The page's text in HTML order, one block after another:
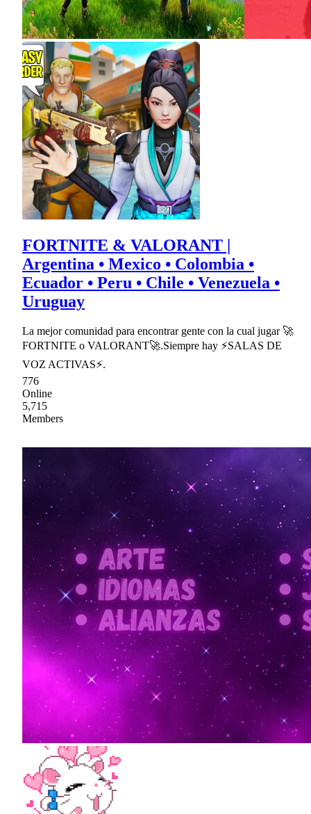
FORTNITE & VALORANT |
Argentina • Mexico • Colombia •
Ecuador • Peru • Chile • Venezuela •
Uruguay
La mejor comunidad para encontrar gente con la cual jugar 🚀
FORTNITE o VALORANT🚀.Siempre hay ⚡SALAS DE
VOZ ACTIVAS⚡.
776
Online
5,715
Members